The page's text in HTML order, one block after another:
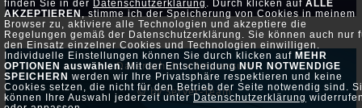
finden Sie in der Datenschutzerklärung . Durch klicken auf ALLE
AKZEPTIEREN, stimme ich der Speicherung von Cookies in meinem
Browser zu, aktiviere alle Technologien und akzeptiere die
Regelungen gemäß der Datenschutzerklärung. Sie können auch nur
den Einsatz einzelner Cookies und Technologien einwilligen.
Individuelle Einstellungen können Sie durch klicken auf MEHR
OPTIONEN auswählen. Mit der EntscheidungNUR NOTWENDIGE
SPEICHERN werden wir Ihre Privatsphäre respektieren und keine
Cookies setzen, die nicht für den Betrieb der Seite notwendig sind.
können Ihre Auswahl jederzeit unterDatenschutzerklärung
Datenschutz •Impressum
© by Server-Team